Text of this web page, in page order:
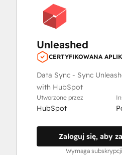
Unleashed
CERTYFIKOWANA
Data Sync - Sync
with HubSpot
Utworzone przez
HubSpot
Zaloguj się, aby
Wymaga